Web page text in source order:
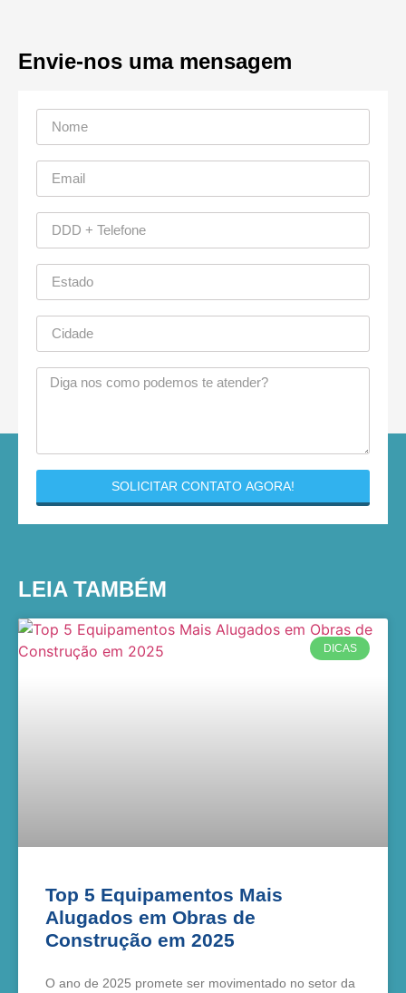
Envie-nos uma mensagem
SOLICITAR CONTATO AGORA!
LEIA TAMBÉM
DICAS
Top 5 Equipamentos Mais
Alugados em Obras de
Construção em 2025
O ano de 2025 promete ser movimentado no setor da